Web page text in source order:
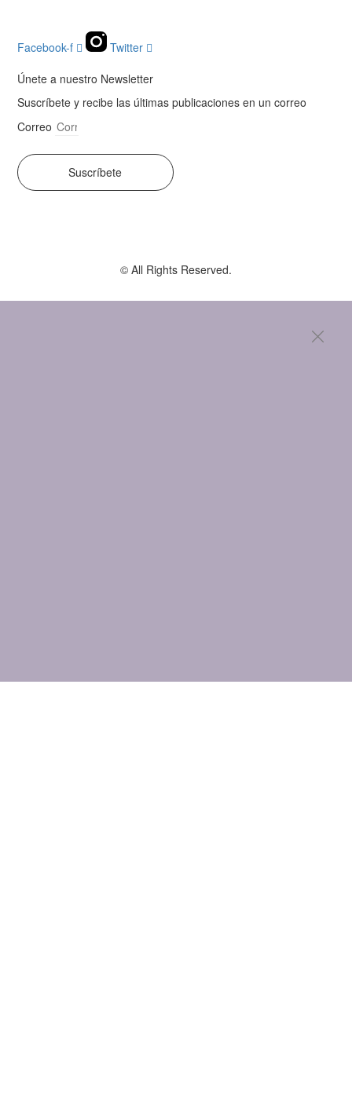
Facebook-f
Twitter
Únete a nuestro Newsletter
Suscríbete y recibe las últimas publicaciones en un correo
Correo
Suscríbete
© All Rights Reserved.